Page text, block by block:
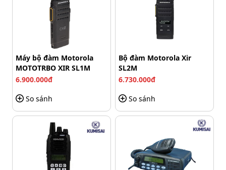
Máy bộ đàm Motorola
MOTOTRBO XIR SL1M
6.900.000đ
So sánh
Bộ đàm Motorola Xir
SL2M
6.730.000đ
So sánh